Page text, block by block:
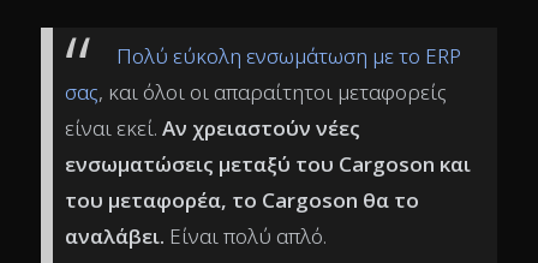
Πολύ εύκολη ενσωμάτωση με το ERP
σας, και όλοι οι απαραίτητοι μεταφορείς
είναι εκεί. Αν χρειαστούν νέες
ενσωματώσεις μεταξύ του Cargoson και
του μεταφορέα, το Cargoson θα το
αναλάβει. Είναι πολύ απλό.